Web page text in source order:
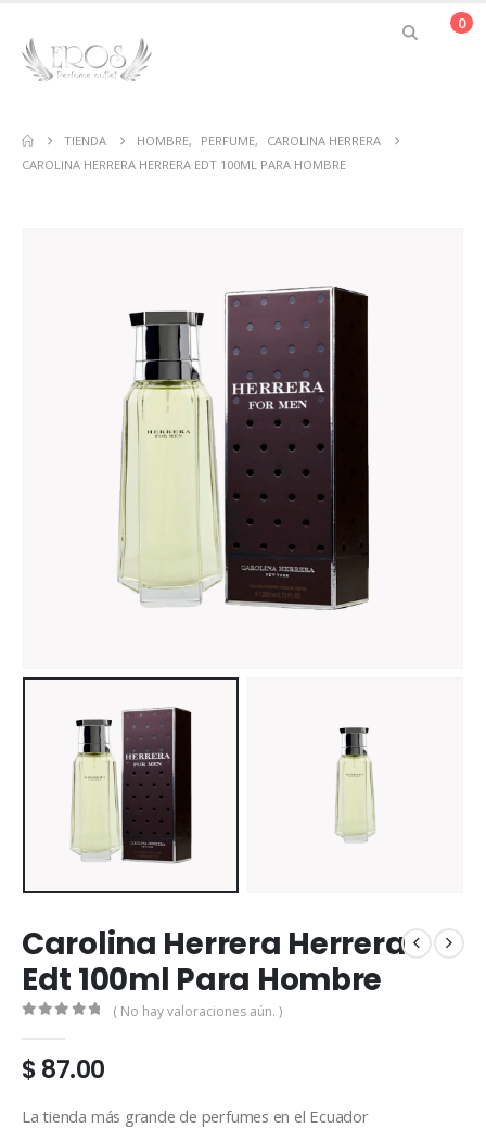
0
TIENDA HOMBRE, PERFUME,
CAROLINA HERRERA
CAROLINA HERRERA HERRERA EDT 100ML PARA HOMBRE
Carolina Herrera Herrera
Edt 100ml Para Hombre
( No hay valoraciones aún. )
$87.00
La tienda más grande de perfumes en el Ecuador